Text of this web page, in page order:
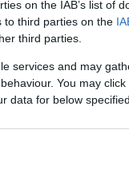
on the IAB’s list of
to third parties on the
third parties.
services and may
You may
data for below
πάγια
21:11
21:01